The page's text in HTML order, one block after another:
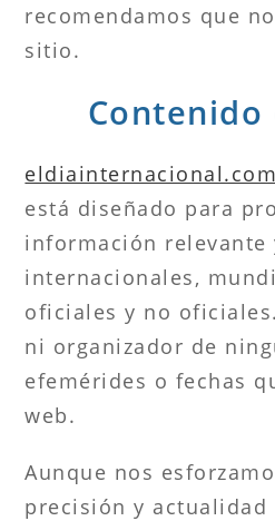
recomendamos que
sitio.
Contenido
eldiainternacional.com
está diseñado para
información
internacionales,
oficiales y no
ni organizador de
efemérides o fechas
web.
Aunque nos
precisión y actualidad